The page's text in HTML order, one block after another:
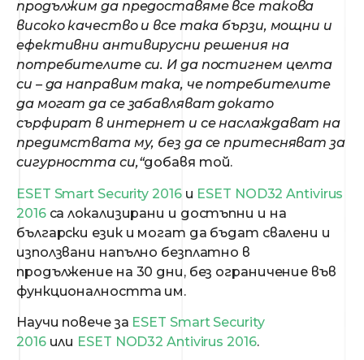
продължим да предоставяме все такова
високо качество и все така бързи, мощни и
ефективни антивирусни решения на
потребителите си. И да постигнем целта
си – да направим така, че потребителите
да могат да се забавляват докато
сърфират в интернет и се наслаждават на
предимствата му, без да се притесняват за
сигурността си,“добавя той.
ESET Smart Security 2016и ESET NOD32 Antivirus
2016са локализирани и достъпни и на
български език и могат да бъдат свалени и
използвани напълно безплатно в
продължение на 30 дни, без ограничение във
функционалността им.
Научи повече за ESET Smart Security
2016или ESET NOD32 Antivirus 2016.